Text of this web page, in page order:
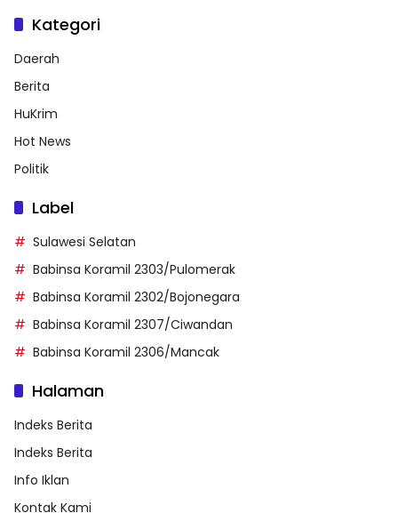
Kategori
Daerah
Berita
HuKrim
Hot News
Politik
Label
Sulawesi Selatan
Babinsa Koramil 2303/Pulomerak
Babinsa Koramil 2302/Bojonegara
Babinsa Koramil 2307/Ciwandan
Babinsa Koramil 2306/Mancak
Halaman
Indeks Berita
Indeks Berita
Info Iklan
Kontak Kami